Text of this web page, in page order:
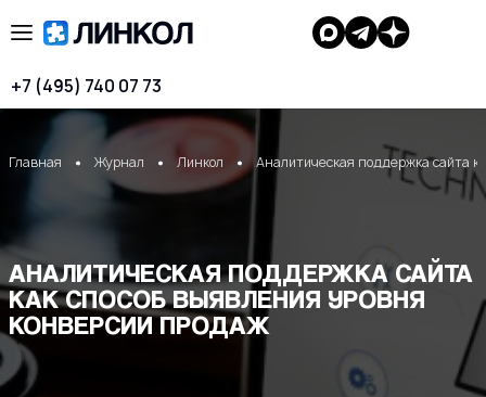
+7 (495) 740 07 73
Главная Журнал Линкол Аналитическая поддержка сайта
АНАЛИТИЧЕСКАЯ ПОДДЕРЖКА САЙТА
КАК СПОСОБ ВЫЯВЛЕНИЯ УРОВНЯ
КОНВЕРСИИ ПРОДАЖ